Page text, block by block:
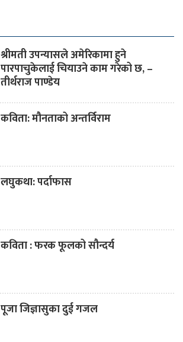
श्रीमती उपन्यासले अमेरिकामा हुने
पारपाचुकेलाई चियाउने काम गरेको छ, –
तीर्थराज पाण्डेय
कविता: मौनताको अन्तर्विराम
लघुकथा: पर्दाफास
कविता : फरक फूलको सौन्दर्य
पूजा जिज्ञासुका दुई गजल